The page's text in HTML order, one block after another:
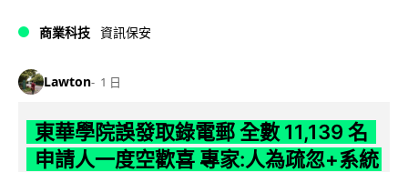
商業科技 資訊保安
Lawton 1 日
東華學院誤發取錄電郵 全數 11,139 名
申請人一度空歡喜 專家:人為疏忽+系統